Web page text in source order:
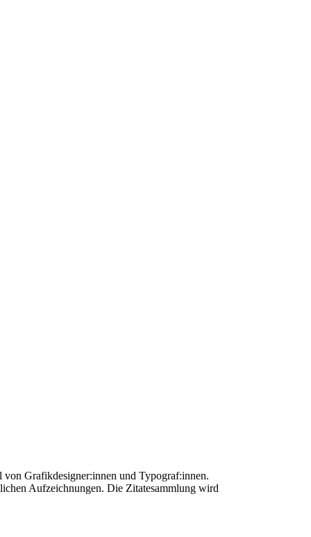
Grafikdesigner:innen und Typograf:innen.
Aufzeichnungen. Die Zitatesammlung wird